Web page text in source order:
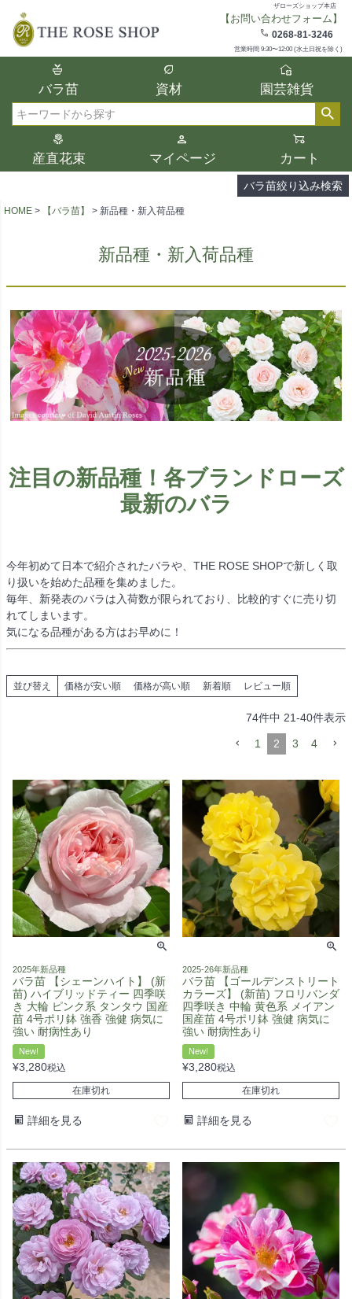
ザローズショップ本店
【お問い合わせフォーム】
0268-81-3246
営業時間 9:30〜12:00 (水土日祝を除く)
バラ苗 資材 園芸雑貨
産直花束 マイページ カート
バラ苗絞り込み検索
在庫
在庫ありのみ表示
検索
複数の条件を選択して絞り込み検索が可能
選択した項目全てに該当する品種のみ検索
結果に表示されます。
タイプ、カラー、ブランドなどは1つずつ選
択してください。
HOME 【バラ苗】 新品種・新入荷品種
新品種・新入荷品種
注目の新品種！各ブランドローズ
最新のバラ
今年初めて日本で紹介されたバラや、THE ROSE SHOPで新しく取
り扱いを始めた品種を集めました。
毎年、新発表のバラは入荷数が限られており、比較的すぐに売り切
れてしまいます。
気になる品種がある方はお早めに！
並び替え 価格が安い順 価格が高い順 新着順 レビュー順
74件中 21-40件表示
1 2 3 4
2025年新品種
バラ苗 【シェーンハイト】 (新
苗) ハイブリッドティー 四季咲
き 大輪 ピンク系 タンタウ 国産
苗 4号ポリ鉢 強香 強健 病気に
強い 耐病性あり
New!
¥3,280税込
在庫切れ
詳細を見る
2025-26年新品種
バラ苗 【ゴールデンストリート
カラーズ】 (新苗) フロリバンダ
四季咲き 中輪 黄色系 メイアン
国産苗 4号ポリ鉢 強健 病気に
強い 耐病性あり
New!
¥3,280税込
在庫切れ
詳細を見る